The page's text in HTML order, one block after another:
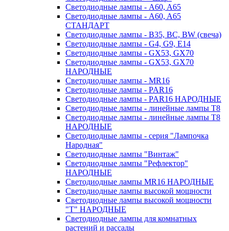
Светодиодные лампы - A60, A65
Светодиодные лампы - A60, A65
СТАНДАРТ
Светодиодные лампы - B35, BC, BW (свеча)
Светодиодные лампы - G4, G9, Е14
Светодиодные лампы - GX53, GX70
Светодиодные лампы - GX53, GX70
НАРОДНЫЕ
Светодиодные лампы - MR16
Светодиодные лампы - PAR16
Светодиодные лампы - PAR16 НАРОДНЫЕ
Светодиодные лампы - линейные лампы T8
Светодиодные лампы - линейные лампы T8
НАРОДНЫЕ
Светодиодные лампы - серия "Лампочка
Народная"
Светодиодные лампы "Винтаж"
Светодиодные лампы "Рефлектор"
НАРОДНЫЕ
Светодиодные лампы MR16 НАРОДНЫЕ
Светодиодные лампы высокой мощности
Светодиодные лампы высокой мощности
"Т" НАРОДНЫЕ
Светодиодные лампы для комнатных
растений и рассады